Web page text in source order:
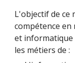
L'objectif de ce
compétence
et
les métiers de :